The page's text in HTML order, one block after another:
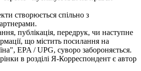
створюється спільно з
публікація, передрук, чи наступне
що містить посилання на
EPA / UPG, суворо забороняється.
в розділі Я-Корреспондент є автор